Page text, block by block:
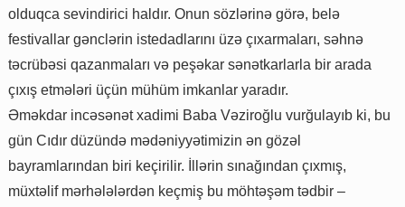
olduqca sevindirici haldır. Onun sözlərinə görə, belə
festivallar gənclərin istedadlarını üzə çıxarmaları, səhnə
təcrübəsi qazanmaları və peşəkar sənətkarlarla bir arada
çıxış etmələri üçün mühüm imkanlar yaradır.
Əməkdar incəsənət xadimi Baba Vəziroğlu vurğulayıb ki, bu
gün Cıdır düzündə mədəniyyətimizin ən gözəl
bayramlarından biri keçirilir. İllərin sınağından çıxmış,
müxtəlif mərhələlərdən keçmiş bu möhtəşəm tədbir –